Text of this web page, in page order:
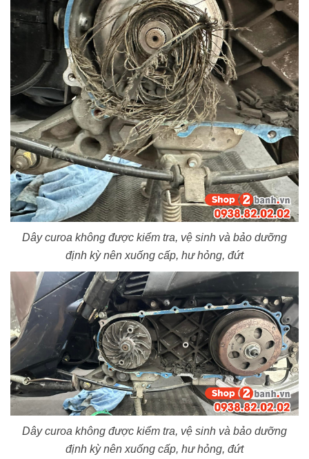
Dây curoa không được kiểm tra, vệ sinh và bảo dưỡng
định kỳ nên xuống cấp, hư hỏng, đứt
Dây curoa không được kiểm tra, vệ sinh và bảo dưỡng
định kỳ nên xuống cấp, hư hỏng, đứt